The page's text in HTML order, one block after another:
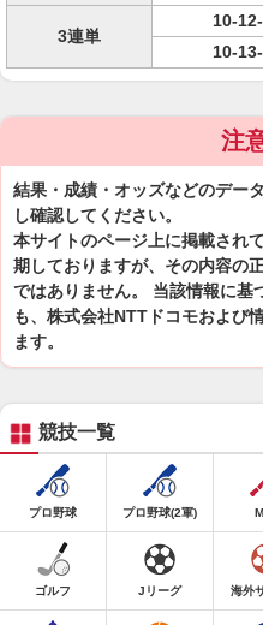
3連単
10-
10-
注
結果・成績・オッズなどのデー
し確認してください。
本サイトのページ上に掲載され
期しておりますが、その内容の
ではありません。 当該情報に基
も、株式会社NTTドコモおよび
ます。
競技一覧
プロ野球 プロ野球(2軍)
ゴルフ Jリーグ 海外